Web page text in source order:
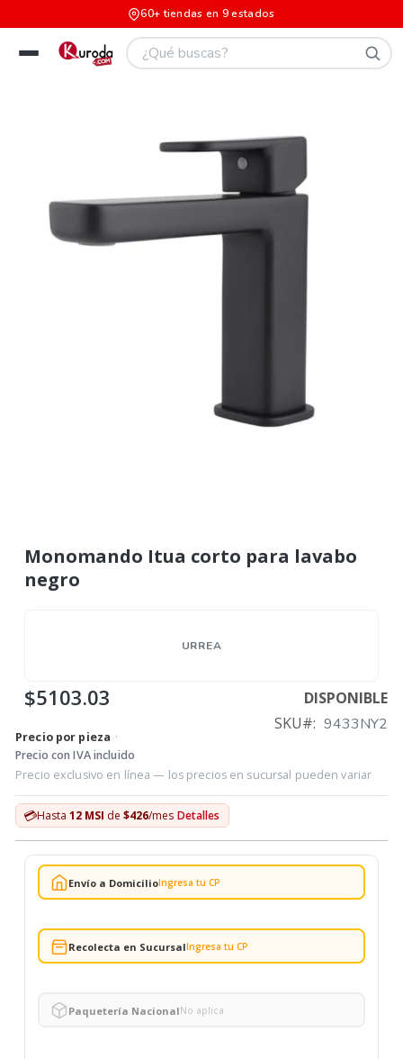
60+ tiendas en 9 estados
Monomando Itua corto para lavabo
negro
URREA
$5103.03
DISPONIBLE
SKU
9433NY2
Precio por pieza ·
Precio con IVA incluido
Precio exclusivo en línea — los precios en sucursal pueden variar
💳Hasta 12 MSI de $426/mes Detalles
Envío a DomicilioIngresa tu CP
Recolecta en SucursalIngresa tu CP
Paquetería NacionalNo aplica